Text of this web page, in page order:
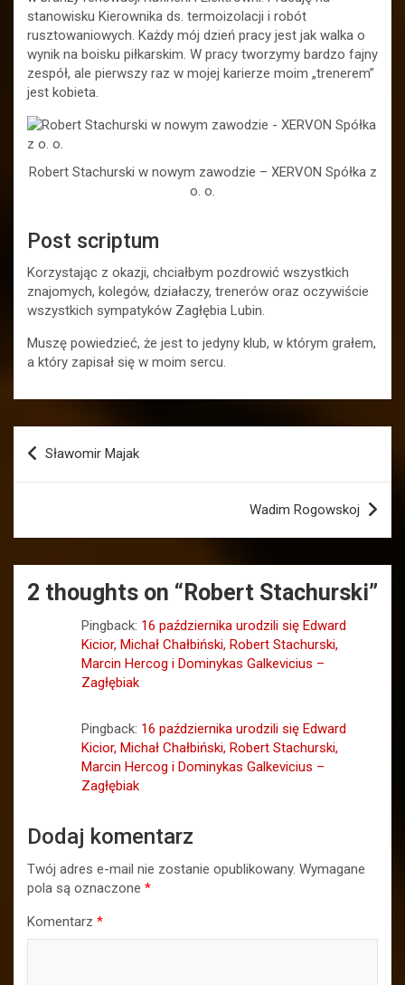
stanowisku Kierownika ds. termoizolacji i robót
rusztowaniowych. Każdy mój dzień pracy jest jak walka o
wynik na boisku piłkarskim. W pracy tworzymy bardzo fajny
zespół, ale pierwszy raz w mojej karierze moim „trenerem”
jest kobieta.
Robert Stachurski w nowym zawodzie – XERVON Spółka z
o. o.
Post scriptum
Korzystając z okazji, chciałbym pozdrowić wszystkich
znajomych, kolegów, działaczy, trenerów oraz oczywiście
wszystkich sympatyków Zagłębia Lubin.
Muszę powiedzieć, że jest to jedyny klub, w którym grałem,
a który zapisał się w moim sercu.
Nawigacja
wpisu
Sławomir Majak
Wadim Rogowskoj
2 thoughts on “ Robert Stachurski”
Pingback: 16 października urodzili się Edward
Kicior, Michał Chałbiński, Robert Stachurski,
Marcin Hercog i Dominykas Galkevicius –
Zagłębiak
Pingback: 16 października urodzili się Edward
Kicior, Michał Chałbiński, Robert Stachurski,
Marcin Hercog i Dominykas Galkevicius –
Zagłębiak
Dodaj komentarz
Twój adres e-mail nie zostanie opublikowany. Wymagane
pola są oznaczone *
Komentarz *